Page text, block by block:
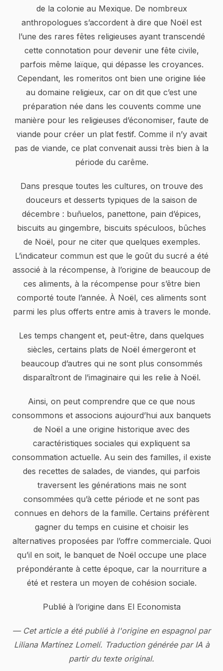
de la colonie au Mexique. De nombreux
anthropologues s’accordent à dire que Noël est
l’une des rares fêtes religieuses ayant transcendé
cette connotation pour devenir une fête civile,
parfois même laïque, qui dépasse les croyances.
Cependant, les romeritos ont bien une origine liée
au domaine religieux, car on dit que c’est une
préparation née dans les couvents comme une
manière pour les religieuses d’économiser, faute de
viande pour créer un plat festif. Comme il n’y avait
pas de viande, ce plat convenait aussi très bien à la
période du carême.
Dans presque toutes les cultures, on trouve des
douceurs et desserts typiques de la saison de
décembre : buñuelos, panettone, pain d’épices,
biscuits au gingembre, biscuits spéculoos, bûches
de Noël, pour ne citer que quelques exemples.
L’indicateur commun est que le goût du sucré a été
associé à la récompense, à l’origine de beaucoup de
ces aliments, à la récompense pour s’être bien
comporté toute l’année. À Noël, ces aliments sont
parmi les plus offerts entre amis à travers le monde.
Les temps changent et, peut-être, dans quelques
siècles, certains plats de Noël émergeront et
beaucoup d’autres qui ne sont plus consommés
disparaîtront de l’imaginaire qui les relie à Noël.
Ainsi, on peut comprendre que ce que nous
consommons et associons aujourd’hui aux banquets
de Noël a une origine historique avec des
caractéristiques sociales qui expliquent sa
consommation actuelle. Au sein des familles, il existe
des recettes de salades, de viandes, qui parfois
traversent les générations mais ne sont
consommées qu’à cette période et ne sont pas
connues en dehors de la famille. Certains préfèrent
gagner du temps en cuisine et choisir les
alternatives proposées par l’offre commerciale. Quoi
qu’il en soit, le banquet de Noël occupe une place
prépondérante à cette époque, car la nourriture a
été et restera un moyen de cohésion sociale.
Publié à l’origine dans El Economista
— Cet article a été publié à l'origine en espagnol par
Liliana Martínez Lomelí. Traduction générée par IA à
partir du texte original.